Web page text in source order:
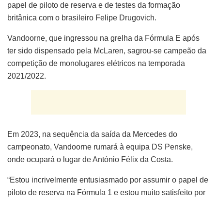
papel de piloto de reserva e de testes da formação
britânica com o brasileiro Felipe Drugovich.
Vandoorne, que ingressou na grelha da Fórmula E após
ter sido dispensado pela McLaren, sagrou-se campeão da
competição de monolugares elétricos na temporada
2021/2022.
Em 2023, na sequência da saída da Mercedes do
campeonato, Vandoorne rumará à equipa DS Penske,
onde ocupará o lugar de António Félix da Costa.
“Estou incrivelmente entusiasmado por assumir o papel de
piloto de reserva na Fórmula 1 e estou muito satisfeito por